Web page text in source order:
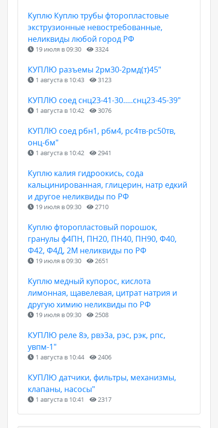
Куплю Куплю трубы фторопластовые
экструзионные невостребованные,
неликвиды любой город РФ
19 июля в 09:30 3324
КУПЛЮ разъемы 2рм30-2рмд(т)45"
1 августа в 10:43 3123
КУПЛЮ соед снц23-41-30.....снц23-45-39"
1 августа в 10:42 3076
КУПЛЮ соед рбн1, рбм4, рс4тв-рс50тв,
онц-бм"
1 августа в 10:42 2941
Куплю калия гидроокись, сода
кальцинированная, глицерин, натр едкий
и другое неликвиды по РФ
19 июля в 09:30 2710
Куплю фторопластовый порошок,
гранулы ф4ПН, ПН20, ПН40, ПН90, Ф40,
Ф42, Ф4Д, 2М неликвиды по РФ
19 июля в 09:30 2651
Куплю медный купорос, кислота
лимонная, щавелевая, цитрат натрия и
другую химию неликвиды по РФ
19 июля в 09:30 2508
КУПЛЮ реле 8э, рвэ3а, рэс, рэк, рпс,
увпм-1"
1 августа в 10:44 2406
КУПЛЮ датчики, фильтры, механизмы,
клапаны, насосы"
1 августа в 10:41 2317